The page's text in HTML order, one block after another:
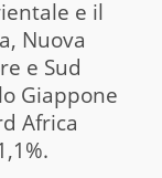
e il
Nuova
e Sud
Giappone
Africa